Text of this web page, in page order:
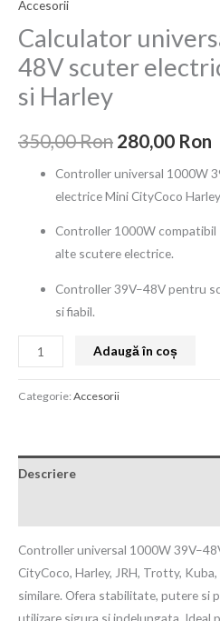
Accesorii
Calculator
48V scuter
si Harley
350,00Ron 280,00 Ron
Controller universal 1000W
electrice Mini CityCoco
Controller 1000W compatibil
alte scutere electrice.
Controller 39V–48V pentru
si fiabil.
Adaugă în coș
Categorie:Accesorii
Descriere
Controller universal 1000W
CityCoco, Harley, JRH, Trotty,
similare. Ofera stabilitate, putere si